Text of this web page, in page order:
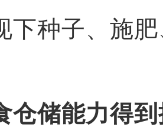
下种子、施
仓储能力得